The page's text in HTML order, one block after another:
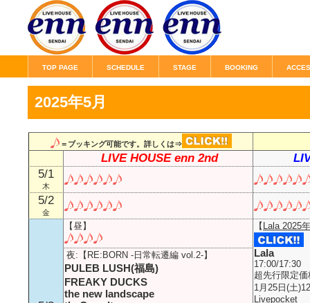
2025年5月
＝ブッキング可能です。詳しくは⇒
LIVE HOUSE enn 2nd
5/1
木
5/2
金
【昼】 【 Lala 2025
Lala
17:00/17:30
超先行限定
1月25日(土
Livepocket
夜:【RE:BORN -日常転遷編 vol.2-】
PULEB LUSH(福島)
FREAKY DUCKS
the new landscape
TOP PAGE SCHEDULE STAGE BOOKING